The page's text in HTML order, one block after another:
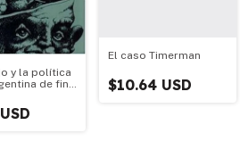
y la política
de fin
El caso Timerman
$10.64 USD